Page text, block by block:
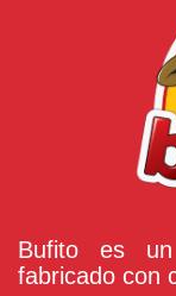
Bufito es
fabricado con